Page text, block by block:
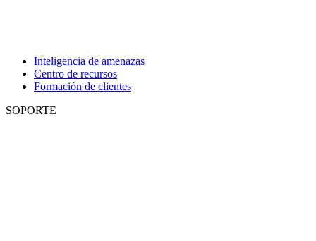
Inteligencia de amenazas
Centro de recursos
Formación de clientes
SOPORTE